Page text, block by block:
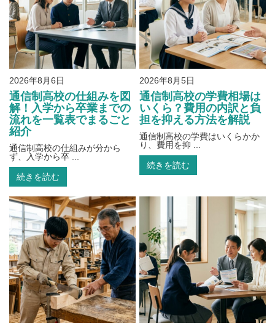
2026年8月6日
通信制高校の仕組みを図
解！入学から卒業までの
流れを一覧表でまるごと
紹介
通信制高校の仕組みが分から
ず、入学から卒 ...
続きを読む
2026年8月5日
通信制高校の学費相場は
いくら？費用の内訳と負
担を抑える方法を解説
通信制高校の学費はいくらかか
り、費用を抑 ...
続きを読む